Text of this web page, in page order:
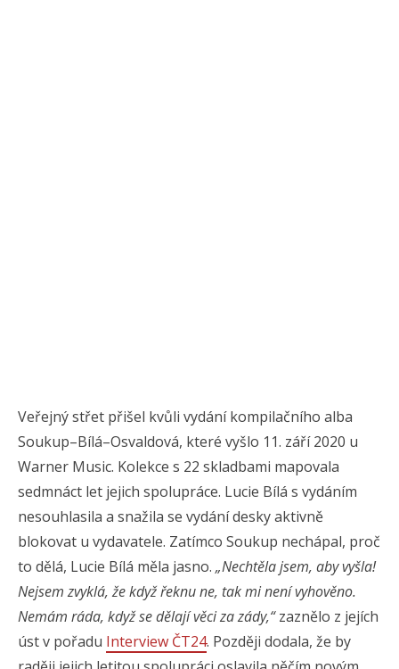
Veřejný střet přišel kvůli vydání kompilačního alba
Soukup–Bílá–Osvaldová, které vyšlo 11. září 2020 u
Warner Music. Kolekce s 22 skladbami mapovala
sedmnáct let jejich spolupráce. Lucie Bílá s vydáním
nesouhlasila a snažila se vydání desky aktivně
blokovat u vydavatele. Zatímco Soukup nechápal, proč
to dělá, Lucie Bílá měla jasno. „Nechtěla jsem, aby vyšla!
Nejsem zvyklá, že když řeknu ne, tak mi není vyhověno.
Nemám ráda, když se dělají věci za zády,“zaznělo z jejích
úst v pořadu Interview ČT24. Později dodala, že by